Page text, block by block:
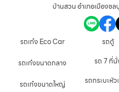
บ้านสวน อำเภอเมืองช
รถเก๋ง Eco Car
รถเก๋งขนาดกลาง
รถเก๋งขนาดใหญ่
รถตู้
รถ 7 ที่นั่
รถกระบะหัว